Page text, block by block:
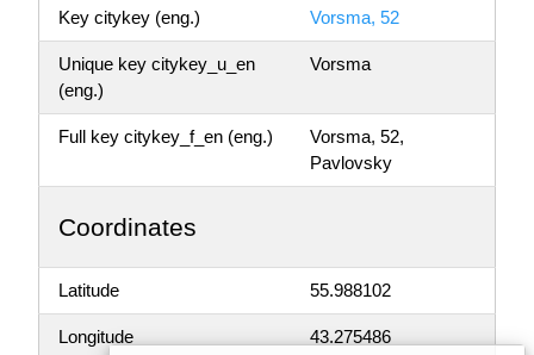
Key citykey (eng.) Vorsma, 52
Unique key citykey_u_en
(eng.)
Vorsma
Full key citykey_f_en (eng.)
Vorsma, 52,
Pavlovsky
Coordinates
Latitude 55.988102
Longitude 43.275486